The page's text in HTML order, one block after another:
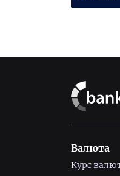
Валюта
Курс